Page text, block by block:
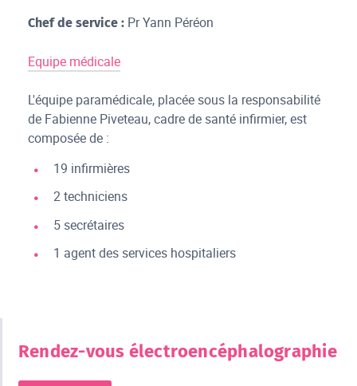
Chef de service : Pr Yann Péréon
Equipe médicale
L'équipe paramédicale, placée sous la responsabilité
de Fabienne Piveteau, cadre de santé infirmier, est
composée de :
19 infirmières
2 techniciens
5 secrétaires
1 agent des services hospitaliers
Rendez-vous électroencéphalographie